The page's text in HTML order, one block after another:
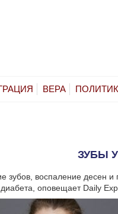
ВЕРА
ЗУБЫ
зубов, воспаление десен и
оповещает Daily